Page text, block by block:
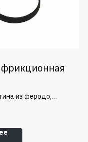
из феродо,
подъема
тельфере.